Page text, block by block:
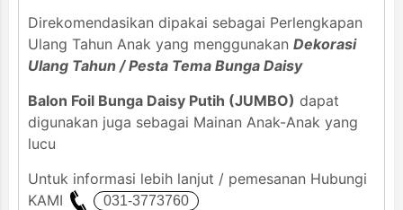
Direkomendasikan dipakai sebagai Perlengkapan
Ulang Tahun Anak yang menggunakan Dekorasi
Ulang Tahun / Pesta Tema Bunga Daisy
Balon Foil Bunga Daisy Putih (JUMBO) dapat
digunakan juga sebagai Mainan Anak-Anak yang
lucu
Untuk informasi lebih lanjut / pemesanan Hubungi
KAMI